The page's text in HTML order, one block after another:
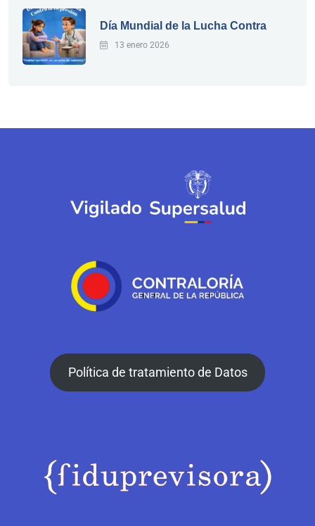
Día Mundial de la Lucha Contra
13 enero 2026
Política de tratamiento de Datos